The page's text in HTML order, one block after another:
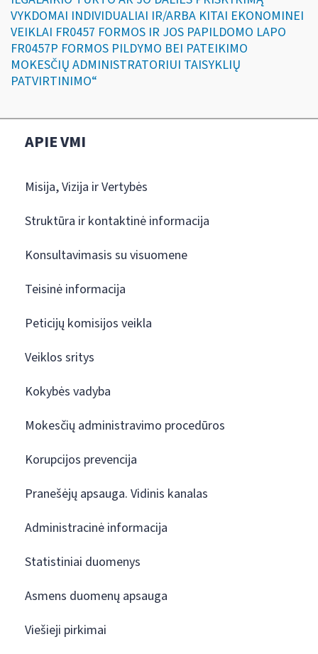
VYKDOMAI INDIVIDUALIAI IR/ARBA KITAI EKONOMINEI
VEIKLAI FR0457 FORMOS IR JOS PAPILDOMO LAPO
FR0457P FORMOS PILDYMO BEI PATEIKIMO
MOKESČIŲ ADMINISTRATORIUI TAISYKLIŲ
PATVIRTINIMO“
APIE VMI
Misija, Vizija ir Vertybės
Struktūra ir kontaktinė informacija
Konsultavimasis su visuomene
Teisinė informacija
Peticijų komisijos veikla
Veiklos sritys
Kokybės vadyba
Mokesčių administravimo procedūros
Korupcijos prevencija
Pranešėjų apsauga. Vidinis kanalas
Administracinė informacija
Statistiniai duomenys
Asmens duomenų apsauga
Viešieji pirkimai